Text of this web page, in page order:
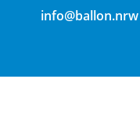
info@ballon.nrw